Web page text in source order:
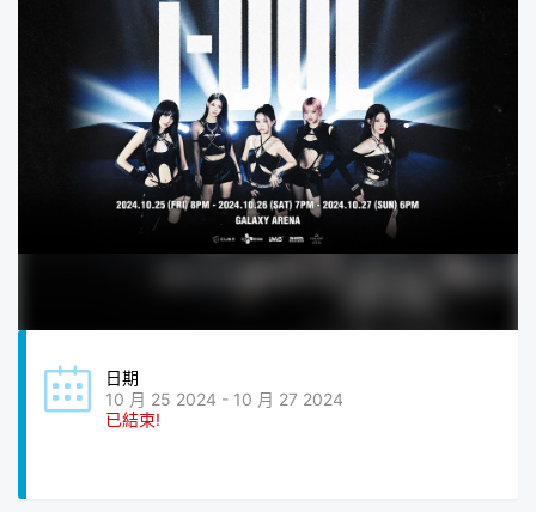
日期
10 月 25 2024 - 10 月 27 2024
已結束!